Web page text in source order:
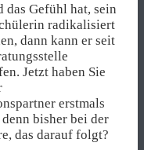
das Gefühl hat, sein
radikalisiert
dann kann er seit
Jetzt haben Sie
erstmals
bisher bei der
das darauf folgt?